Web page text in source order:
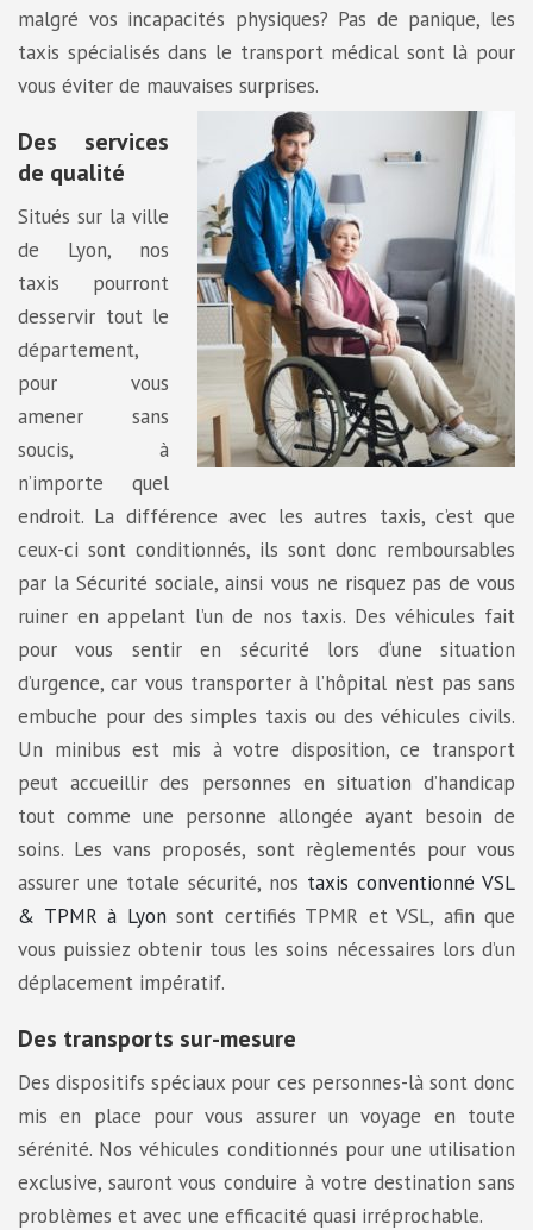
malgré vos incapacités physiques? Pas de panique, les
taxis spécialisés dans le transport médical sont là pour
vous éviter de mauvaises surprises.
Des services
de qualité
Situés sur la ville
de Lyon, nos
taxis pourront
desservir tout le
département,
pour vous
amener sans
soucis, à
n’importe quel
endroit. La différence avec les autres taxis, c’est que
ceux-ci sont conditionnés, ils sont donc remboursables
par la Sécurité sociale, ainsi vous ne risquez pas de vous
ruiner en appelant l’un de nos taxis. Des véhicules fait
pour vous sentir en sécurité lors d‘une situation
d’urgence, car vous transporter à l’hôpital n’est pas sans
embuche pour des simples taxis ou des véhicules civils.
Un minibus est mis à votre disposition, ce transport
peut accueillir des personnes en situation d’handicap
tout comme une personne allongée ayant besoin de
soins. Les vans proposés, sont règlementés pour vous
assurer une totale sécurité, nos taxis conventionné VSL
& TPMR à Lyonsont certifiés TPMR et VSL, afin que
vous puissiez obtenir tous les soins nécessaires lors d’un
déplacement impératif.
Des transports sur-mesure
Des dispositifs spéciaux pour ces personnes-là sont donc
mis en place pour vous assurer un voyage en toute
sérénité. Nos véhicules conditionnés pour une utilisation
exclusive, sauront vous conduire à votre destination sans
problèmes et avec une efficacité quasi irréprochable.